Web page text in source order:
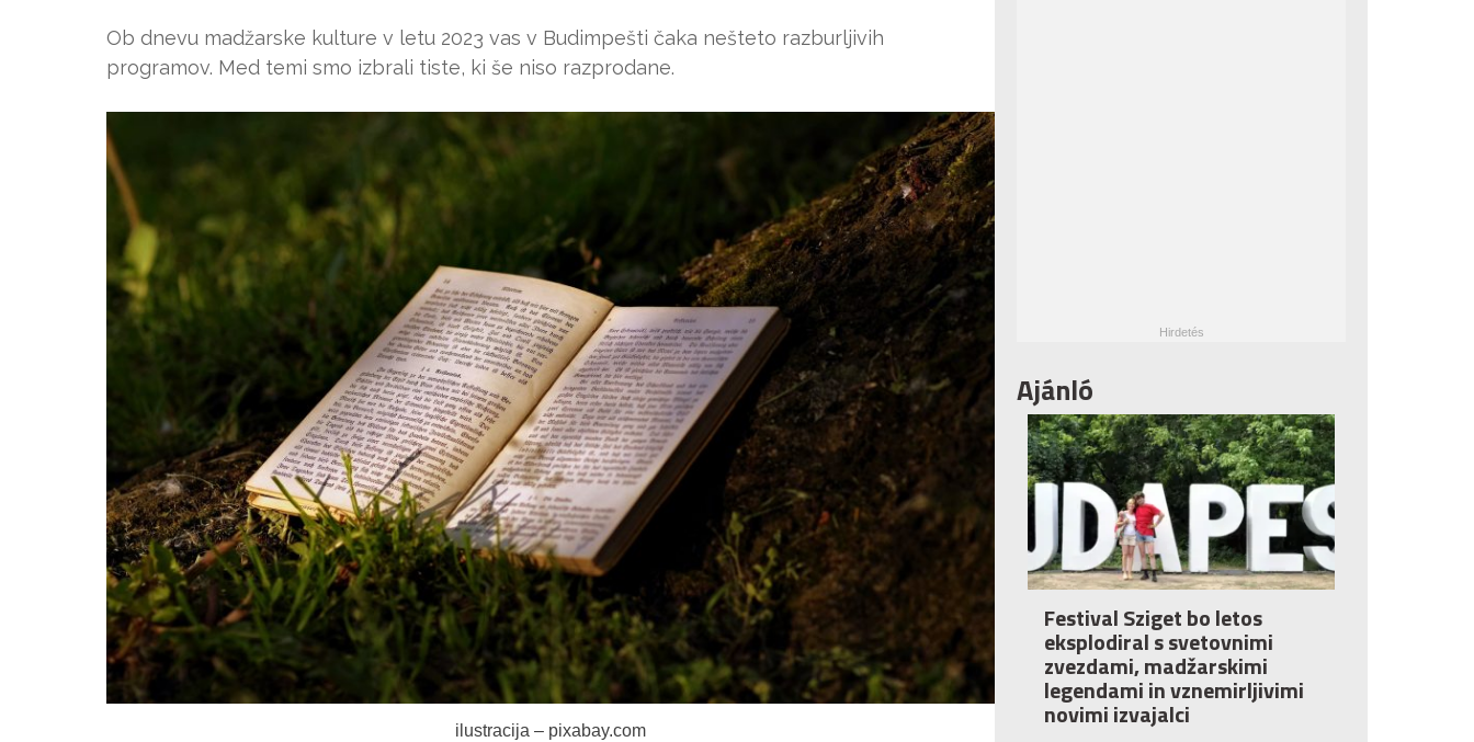
Ob dnevu madžarske kulture v letu 2023 vas v Budimpešti čaka nešteto razburljivih
programov. Med temi smo izbrali tiste, ki še niso razprodane.
ilustracija – pixabay.com
Ajánló
Festival Sziget bo letos
eksplodiral s svetovnimi
zvezdami, madžarskimi
legendami in vznemirljivimi
novimi izvajalci